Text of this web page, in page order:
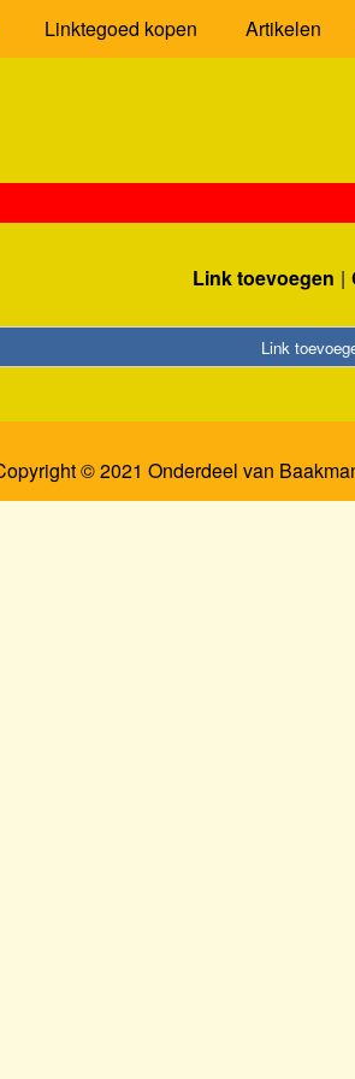
Linktegoed kopen Artikelen
Link toevoegen
Link
© 2021 Onderdeel van